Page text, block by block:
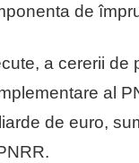
de
a cererii de
al
de euro,